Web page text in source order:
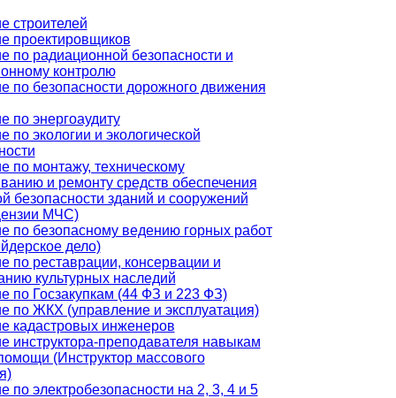
строителей
проектировщиков
по радиационной безопасности и
контролю
по безопасности дорожного движения
по энергоаудиту
по экологии и экологической
по монтажу, техническому
и ремонту средств обеспечения
безопасности зданий и сооружений
МЧС)
по безопасному ведению горных работ
дело)
по реставрации, консервации и
культурных наследий
по Госзакупкам (44 ФЗ и 223 ФЗ)
по ЖКХ (управление и эксплуатация)
кадастровых инженеров
инструктора-преподавателя навыкам
(Инструктор массового
по электробезопасности на 2, 3, 4 и 5